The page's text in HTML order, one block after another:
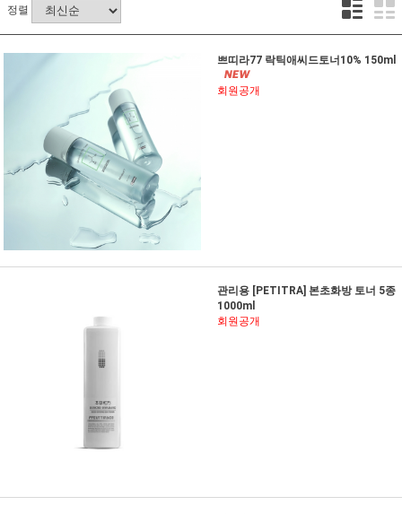
정렬
쁘띠라77 락틱애씨드토너10% 150ml
회원공개
관리용 [PETITRA] 본초화방 토너 5종
1000ml
회원공개